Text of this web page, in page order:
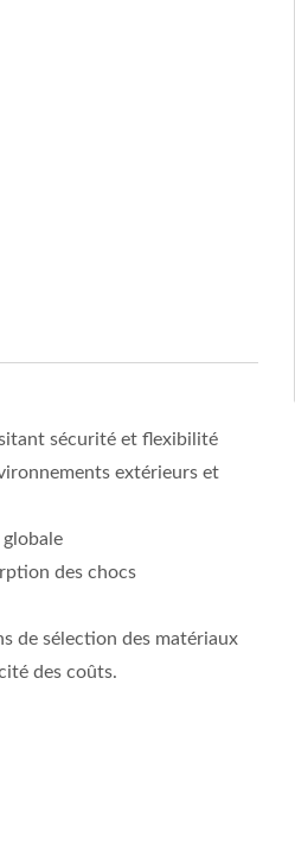
sécurité et flexibilité
extérieurs et
des chocs
de sélection des matériaux
des coûts.